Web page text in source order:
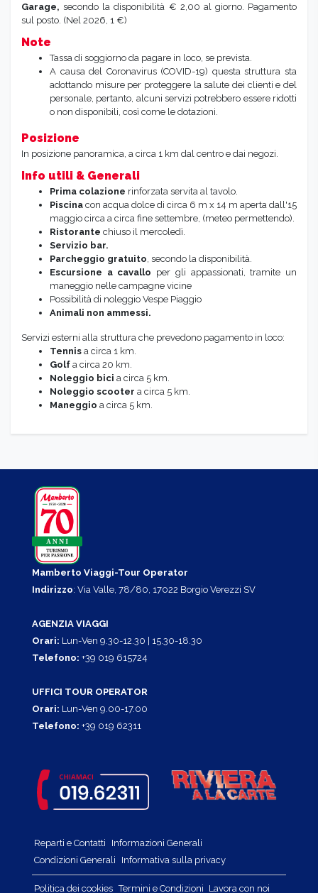
Garage, secondo la disponibilità € 2,00 al giorno. Pagamento
sul posto. (Nel 2026, 1 €)
Note
Tassa di soggiorno da pagare in loco, se prevista.
A causa del Coronavirus (COVID-19) questa struttura sta
adottando misure per proteggere la salute dei clienti e del
personale, pertanto, alcuni servizi potrebbero essere ridotti
o non disponibili, così come le dotazioni.
Posizione
In posizione panoramica, a circa 1 km dal centro e dai negozi.
Info utili & Generali
Prima colazione rinforzata servita al tavolo.
Piscina con acqua dolce di circa 6 m x 14 m aperta dall'15
maggio circa a circa fine settembre, (meteo permettendo).
Ristorante chiuso il mercoledì.
Servizio bar.
Parcheggio gratuito , secondo la disponibilità.
Escursione a cavallo per gli appassionati, tramite un
maneggio nelle campagne vicine
Possibilità di noleggio Vespe Piaggio
Animali non ammessi.
Servizi esterni alla struttura che prevedono pagamento in loco:
Tennis a circa 1 km.
Golf a circa 20 km.
Noleggio bici a circa 5 km.
Noleggio scooter a circa 5 km.
Maneggio a circa 5 km.
Mamberto Viaggi-Tour Operator
Indirizzo: Via Valle, 78/80, 17022 Borgio Verezzi SV
AGENZIA VIAGGI
Orari: Lun-Ven 9.30-12.30 | 15.30-18.30
Telefono: +39 019 615724
UFFICI TOUR OPERATOR
Orari: Lun-Ven 9.00-17.00
Telefono: +39 019 62311
Reparti e Contatti
Informazioni Generali
Condizioni Generali
Informativa sulla privacy
Politica dei cookies Termini e Condizioni Lavora con noi